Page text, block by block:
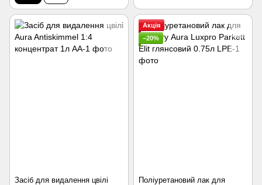
Засіб для видалення цвілі
Акція
−20%
Поліуретановий лак для